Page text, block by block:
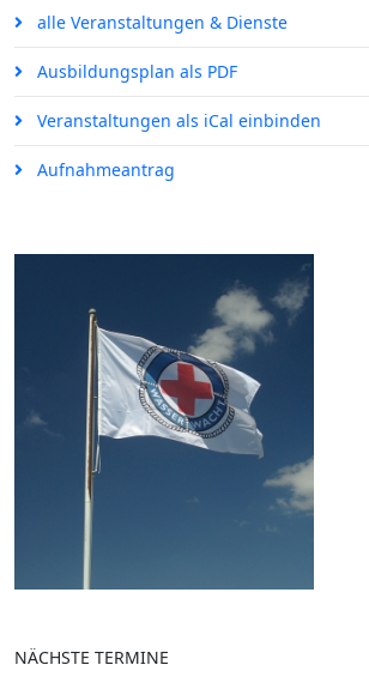
alle Veranstaltungen & Dienste
Ausbildungsplan als PDF
Veranstaltungen als iCal einbinden
Aufnahmeantrag
NÄCHSTE TERMINE